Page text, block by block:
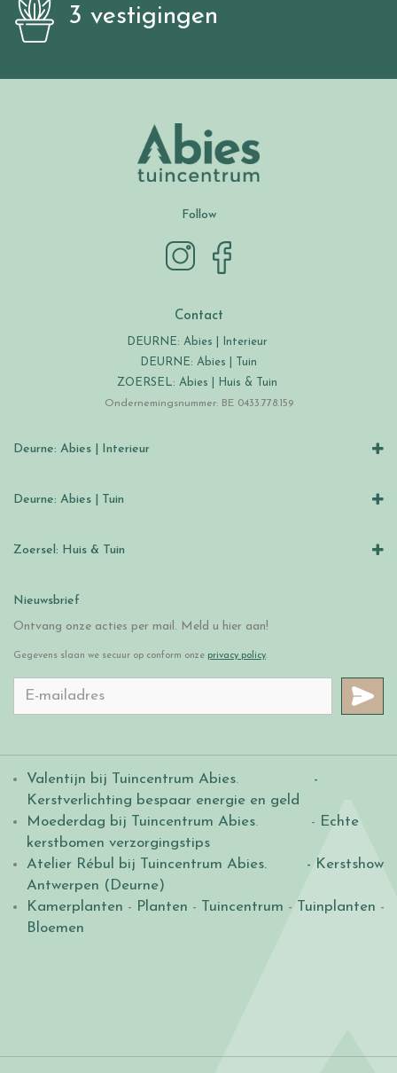
3 vestigingen
Follow
Contact
DEURNE: Abies | Interieur
DEURNE: Abies | Tuin
ZOERSEL: Abies | Huis & Tuin
Ondernemingsnummer: BE 0433.778.159
Deurne: Abies | Interieur
Deurne: Abies | Tuin
Zoersel: Huis & Tuin
Nieuwsbrief
Ontvang onze acties per mail. Meld u hier aan!
Gegevens slaan we secuur op conform onze privacy policy.
Valentijn bij Tuincentrum Abies.
-
Kerstverlichting bespaar energie en geld
Moederdag bij Tuincentrum Abies. - Echte
kerstbomen verzorgingstips
Atelier Rébul bij Tuincentrum Abies.
- Kerstshow
Antwerpen (Deurne)
Kamerplanten - Planten - Tuincentrum - Tuinplanten -
Bloemen